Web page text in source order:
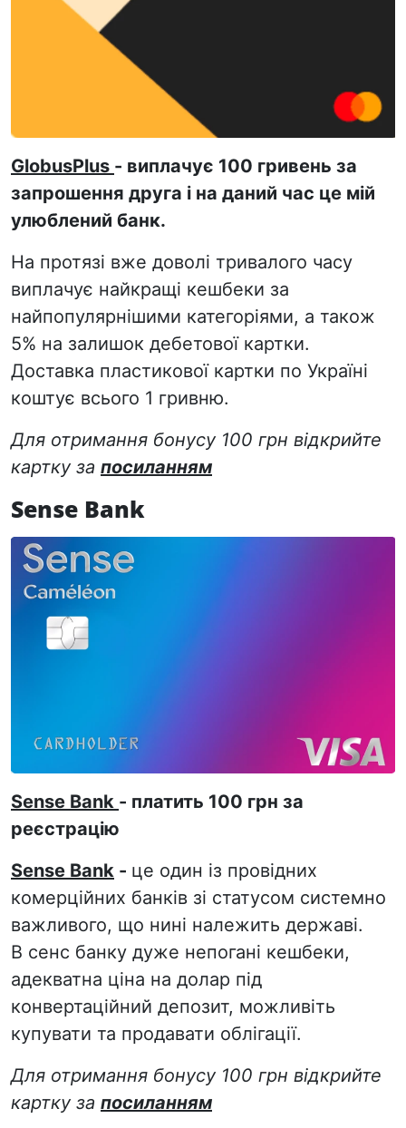
GlobusPlus - виплачує 100 гривень за
запрошення друга і на даний час це мій
улюблений банк.
На протязі вже доволі тривалого часу
виплачує найкращі кешбеки за
найпопулярнішими категоріями, а також
5% на залишок дебетової картки.
Доставка пластикової картки по Україні
коштує всього 1 гривню.
Для отримання бонусу 100 грн відкрийте
картку за посиланням
Sense Bank
Sense Bank - платить 100 грн за
реєстрацію
Sense Bank - це один із провідних
комерційних банків зі статусом системно
важливого, що нині належить державі.
В сенс банку дуже непогані кешбеки,
адекватна ціна на долар під
конвертаційний депозит, можливіть
купувати та продавати облігації.
Для отримання бонусу 100 грн відкрийте
картку за посиланням